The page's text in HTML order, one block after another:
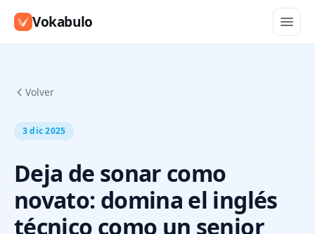
Vokabulo
Volver
3 dic 2025
Deja de sonar como
novato: domina el inglés
técnico como un senior